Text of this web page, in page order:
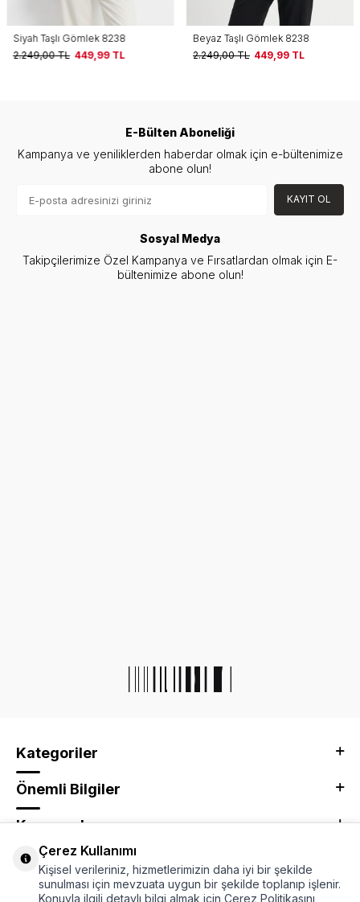
Siyah Taşlı Gömlek 8238
2.249,00TL 449,99TL
Beyaz Taşlı Gömlek 8238
2.249,00TL 449,99TL
E-Bülten Aboneliği
Kampanya ve yeniliklerden haberdar olmak için e-bültenimize
abone olun!
KAYIT OL
Sosyal Medya
Takipçilerimize Özel Kampanya ve Fırsatlardan olmak için E-
bültenimize abone olun!
Kategoriler
Önemli Bilgiler
Kurumsal
Adres & İletişim
Çerez Kullanımı
Kişisel verileriniz, hizmetlerimizin daha iyi bir şekilde
sunulması için mevzuata uygun bir şekilde toplanıp işlenir.
Konuyla ilgili detaylı bilgi almak için Çerez Politikasını